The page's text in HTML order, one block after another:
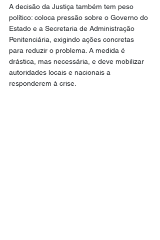
A decisão da Justiça também tem peso
político: coloca pressão sobre o Governo do
Estado e a Secretaria de Administração
Penitenciária, exigindo ações concretas
para reduzir o problema. A medida é
drástica, mas necessária, e deve mobilizar
autoridades locais e nacionais a
responderem à crise.